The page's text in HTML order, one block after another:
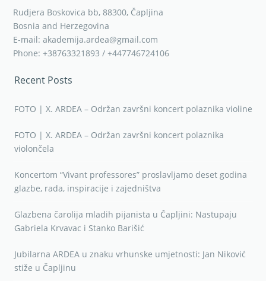
Rudjera Boskovica bb, 88300, Čapljina
Bosnia and Herzegovina
E-mail: akademija.ardea@gmail.com
Phone: +38763321893 / +447746724106
Recent Posts
FOTO | X. ARDEA – Održan završni koncert polaznika violine
FOTO | X. ARDEA – Održan završni koncert polaznika
violončela
Koncertom “Vivant professores” proslavljamo deset godina
glazbe, rada, inspiracije i zajedništva
Glazbena čarolija mladih pijanista u Čapljini: Nastupaju
Gabriela Krvavac i Stanko Barišić
Jubilarna ARDEA u znaku vrhunske umjetnosti: Jan Niković
stiže u Čapljinu